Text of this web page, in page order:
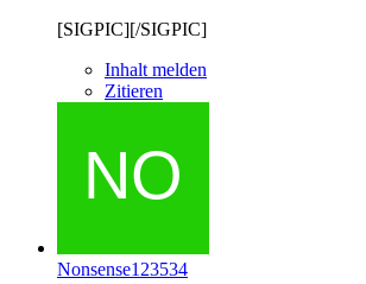
[SIGPIC][/SIGPIC]
Inhalt melden
Zitieren
Nonsense123534